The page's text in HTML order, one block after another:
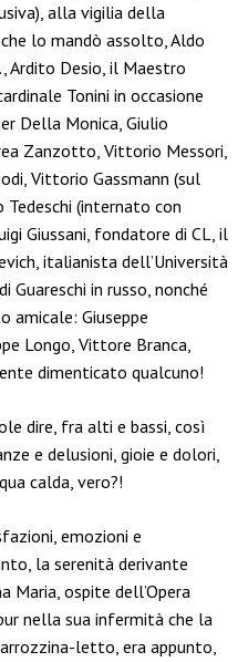
alla vigilia della
lo mandò assolto, Aldo
Ardito Desio, il Maestro
Tonini in occasione
Della Monica, Giulio
Zanzotto, Vittorio Messori,
Vittorio Gassmann (sul
Tedeschi (internato con
Giussani, fondatore di CL, il
italianista dell’Università
in russo, nonché
Giuseppe
Longo, Vittore Branca,
dimenticato qualcuno!
dire, fra alti e bassi, così
e delusioni, gioie e dolori,
calda, vero?!
emozioni e
la serenità derivante
Maria, ospite dell’Opera
nella sua infermità che la
letto, era appunto,